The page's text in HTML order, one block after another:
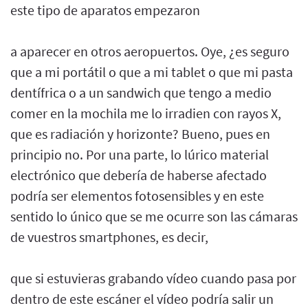
este tipo de aparatos empezaron
a aparecer en otros aeropuertos. Oye, ¿es seguro
que a mi portátil o que a mi tablet o que mi pasta
dentífrica o a un sandwich que tengo a medio
comer en la mochila me lo irradien con rayos X,
que es radiación y horizonte? Bueno, pues en
principio no. Por una parte, lo lúrico material
electrónico que debería de haberse afectado
podría ser elementos fotosensibles y en este
sentido lo único que se me ocurre son las cámaras
de vuestros smartphones, es decir,
que si estuvieras grabando vídeo cuando pasa por
dentro de este escáner el vídeo podría salir un